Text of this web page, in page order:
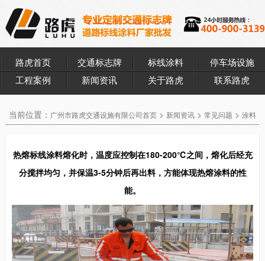
路虎首页 交通标志牌 标线涂料
停车场设施
工程案例
新闻资讯 关于路虎 联系路虎
当前位置： 广州市路虎交通设施有限公司首页 > 新闻资讯 > 常见问题 > 涂料
热熔标线涂料熔化时，温度应控制在180-200℃之间，熔化后经充
分搅拌均匀，并保温3-5分钟后再出料，方能体现热熔涂料的性
能。